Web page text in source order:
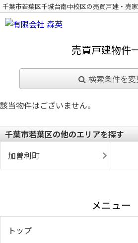
千葉市若葉区千城台南中校区の売買戸建・売
売買戸建物件
検索条件を
該当物件はございません。
千葉市若葉区の他のエリアを探す
加曽利町
メニュー
トップ